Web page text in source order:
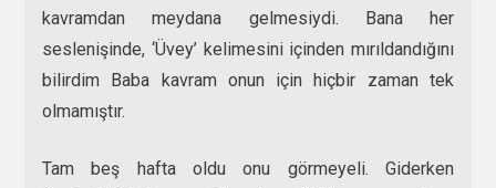
kavramdan meydana gelmesiydi. Bana her
seslenişinde, ‘Üvey’ kelimesini içinden mırıldandığını
bilirdim Baba kavram onun için hiçbir zaman tek
olmamıştır.
Tam beş hafta oldu onu görmeyeli. Giderken